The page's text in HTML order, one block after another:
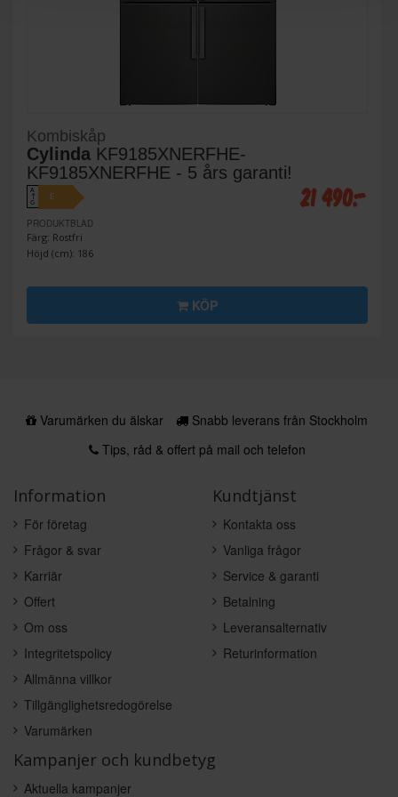
Kombiskåp
Cylinda KF9185XNERFHE-
KF9185XNERFHE - 5 års garanti!
A
↑
G
E
PRODUKTBLAD
Färg: Rostfri
Höjd (cm): 186
21 490:-
KÖP
Varumärken du älskar
Snabb leverans från Stockholm
Tips, råd & offert på mail och telefon
Information
För företag
Frågor & svar
Karriär
Offert
Om oss
Integritetspolicy
Allmänna villkor
Tillgänglighetsredogörelse
Varumärken
Kundtjänst
Kontakta oss
Vanliga frågor
Service & garanti
Betalning
Leveransalternativ
Returinformation
Kampanjer och kundbetyg
Aktuella kampanjer